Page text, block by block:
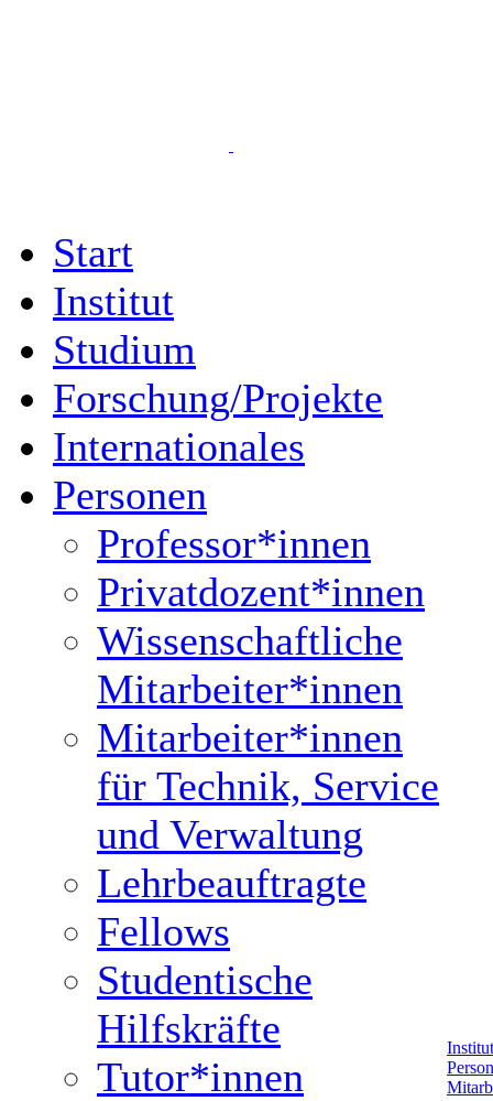
Start
Institut
Studium
Forschung/Projekte
Internationales
Personen
Professor*innen
Privatdozent*innen
Wissenschaftliche
Mitarbeiter*innen
Mitarbeiter*innen
für Technik, Service
und Verwaltung
Lehrbeauftragte
Fellows
Studentische
Hilfskräfte
Tutor*innen